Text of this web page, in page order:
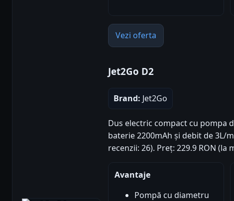
Vezi oferta
Jet2Go D2
Brand: Jet2Go
Dus electric compact cu pompa
baterie 2200mAh și debit de 3L/
recenzii: 26). Preț: 229.9 RON
Avantaje
Pompă cu diametru